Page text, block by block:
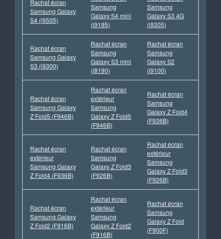
Rachat écran
Samsung Galaxy
S4 (i9505)
Samsung
Galaxy S4 mini
(i9195)
Samsung
Galaxy S3 4G
(i9305)
Rachat écran
Samsung Galaxy
S3 (i9300)
Rachat écran
Samsung
Galaxy S3 mini
(i8190)
Rachat écran
Samsung
Galaxy S2
(i9100)
Rachat écran
Samsung Galaxy
Z Fold5 (F946B)
Rachat écran
extérieur
Samsung
Galaxy Z Fold5
(F946B)
Rachat écran
Samsung
Galaxy Z Fold4
(F936B)
Rachat écran
extérieur
Samsung Galaxy
Z Fold4 (F936B)
Rachat écran
Samsung
Galaxy Z Fold3
(F926B)
Rachat écran
extérieur
Samsung
Galaxy Z Fold3
(F926B)
Rachat écran
Samsung Galaxy
Z Fold2 (F916B)
Rachat écran
extérieur
Samsung
Galaxy Z Fold2
(F916B)
Rachat écran
Samsung
Galaxy Z Fold
(F900F)